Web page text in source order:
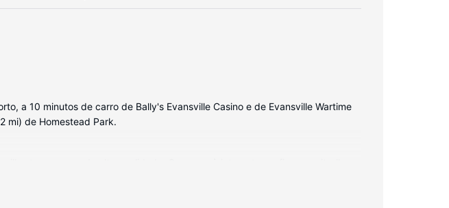
a 10 minutos de carro de Bally's Evansville Casino e de Evansville Wartime
mi) de Homestead Park.
de banho privativas têm artigos de higiene grátis e secadores de cabelo.